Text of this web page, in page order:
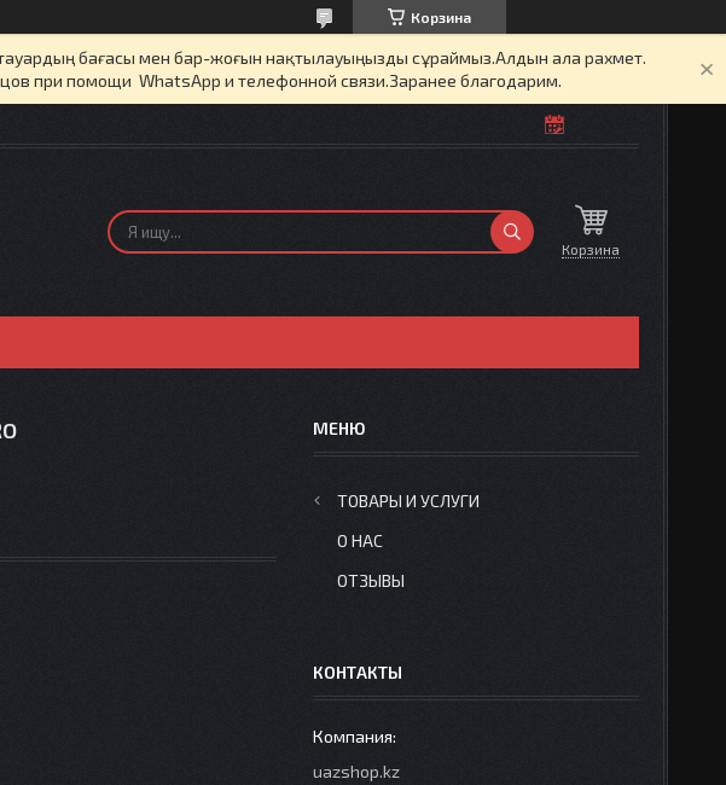
Корзина
бағасы мен бар-жоғын нақтылауыңызды сұраймыз.Алдын ала рахмет.
при помощи WhatsApp и телефонной связи.Заранее благодарим.
Корзина
ТОВАРЫ И УСЛУГИ
О НАС
ОТЗЫВЫ
КОНТАКТЫ
uazshop.kz